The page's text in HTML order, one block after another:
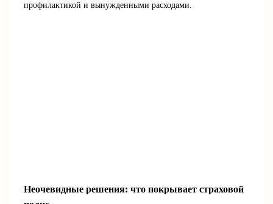
профилактикой и вынужденными расходами.
Неочевидные решения: что покрывает страховой